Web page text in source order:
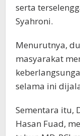
serta
Syahroni.
Menurutnya,
masyarakat
selama ini
Sementara itu,
Hasan Fuad,